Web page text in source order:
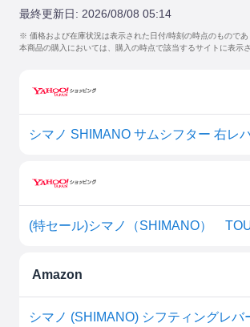
最終更新日: 2026/08/08 05:14
※ 価格および在庫状況は表示された日付/時刻の時点のものであ
本商品の購入においては、購入の時点で該当するサイトに表示
シマノ SHIMANO サムシフター 右レ
(特セール)シマノ（SHIMANO）
Amazon